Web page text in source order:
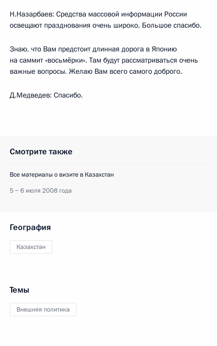
Н.Назарбаев: Средства массовой информации России
освещают празднования очень широко. Большое спасибо.
Знаю, что Вам предстоит длинная дорога в Японию
на саммит «восьмёрки». Там будут рассматриваться очень
важные вопросы. Желаю Вам всего самого доброго.
Д.Медведев: Спасибо.
Смотрите также
Все материалы о визите в Казахстан
5 − 6 июля 2008 года
География
Казахстан
Темы
Внешняя политика